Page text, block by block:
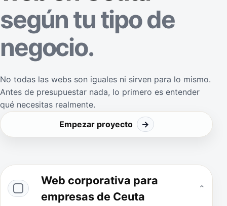
según tu tipo de
negocio.
No todas las webs son iguales ni sirven para lo mismo.
Antes de presupuestar nada, lo primero es entender
qué necesitas realmente.
Empezar proyecto
→
Web corporativa para
empresas de Ceuta
⌄